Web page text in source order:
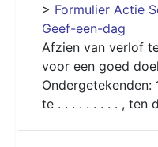
> Formulier Actie
Geef-een-dag
Afzien van verlof
voor een goed
Ondergetekenden:
te . . . . . . . . . , ten